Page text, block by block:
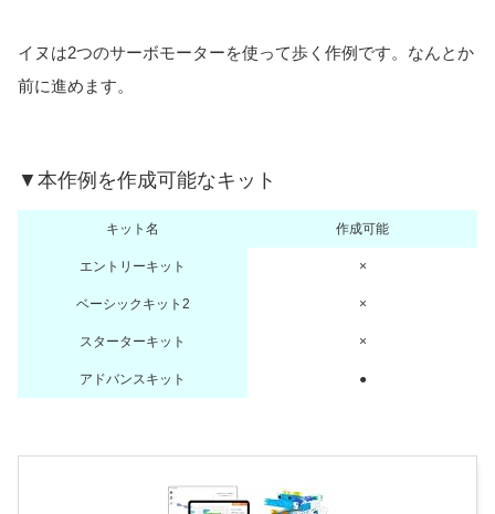
イヌは2つのサーボモーターを使って歩く作例です。なんとか
前に進めます。
▼本作例を作成可能なキット
キット名 作成可能
エントリーキット ×
ベーシックキット2 ×
スターターキット ×
アドバンスキット ●